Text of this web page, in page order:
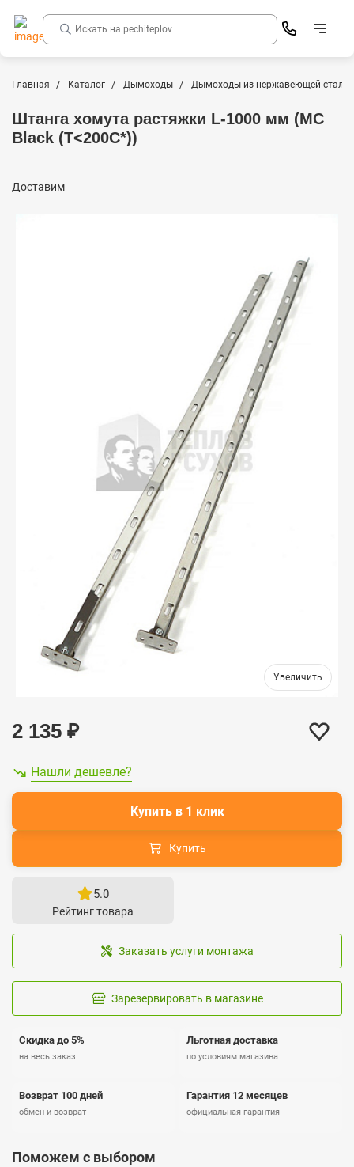
Главная Каталог Дымоходы Дымоходы из нержавеющей стали
Штанга хомута растяжки L-1000 мм (MC
Black (T<200C*))
Доставим
2 135 ₽
Нашли дешевле?
Купить
Купить в 1 клик
5.0
Рейтинг товара
Заказать услуги монтажа
Зарезервировать в магазине
Скидка до 5%
на весь заказ
Льготная доставка
по условиям магазина
Возврат 100 дней
обмен и возврат
Гарантия 12 месяцев
официальная гарантия
Поможем с выбором